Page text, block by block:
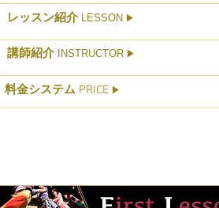
レッスン紹介LESSON ▶
講師紹介INSTRUCTOR ▶
料金システム PRICE ▶